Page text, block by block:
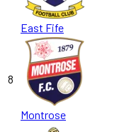
East Fife
8
Montrose